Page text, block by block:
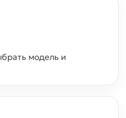
модель и